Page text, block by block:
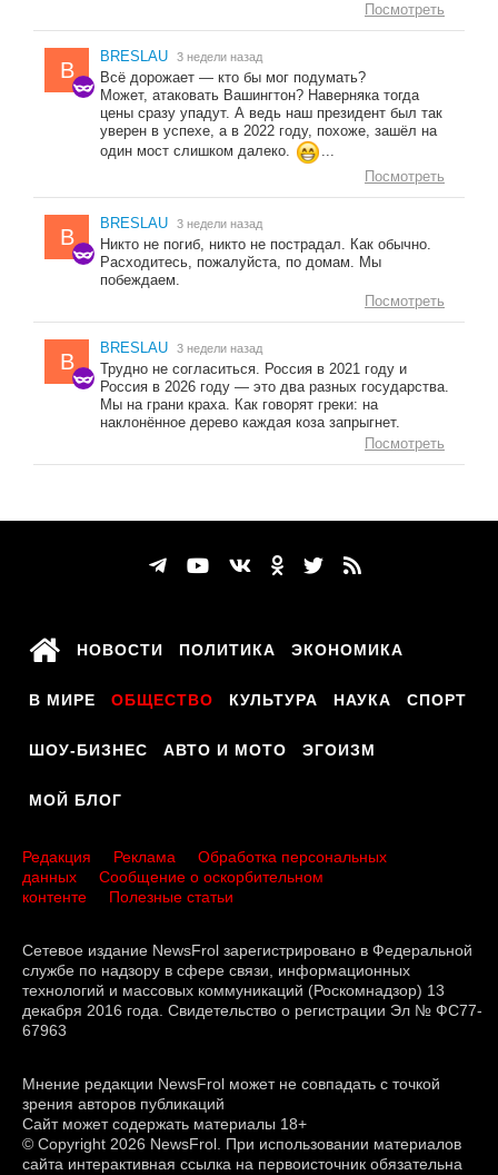
Посмотреть
B
BRESLAU 3 недели назад
Всё дорожает — кто бы мог подумать?
Может, атаковать Вашингтон? Наверняка тогда
цены сразу упадут. А ведь наш президент был так
уверен в успехе, а в 2022 году, похоже, зашёл на
один мост слишком далеко.
...
Посмотреть
B
BRESLAU 3 недели назад
Никто не погиб, никто не пострадал. Как обычно.
Расходитесь, пожалуйста, по домам. Мы
побеждаем.
Посмотреть
B
BRESLAU 3 недели назад
Трудно не согласиться. Россия в 2021 году и
Россия в 2026 году — это два разных государства.
Мы на грани краха. Как говорят греки: на
наклонённое дерево каждая коза запрыгнет.
Посмотреть
НОВОСТИ ПОЛИТИКА ЭКОНОМИКА
В МИРЕ ОБЩЕСТВО КУЛЬТУРА НАУКА СПОРТ
ШОУ-БИЗНЕС АВТО И МОТО ЭГОИЗМ
МОЙ БЛОГ
Редакция Реклама
Обработка персональных
данных
Сообщение о оскорбительном
контенте
Полезные статьи
Сетевое издание NewsFrol зарегистрировано в Федеральной
службе по надзору в сфере связи, информационных
технологий и массовых коммуникаций (Роскомнадзор) 13
декабря 2016 года. Свидетельство о регистрации Эл № ФС77-
67963
Мнение редакции NewsFrol может не совпадать с точкой
зрения авторов публикаций
Сайт может содержать материалы 18+
© Copyright 2026 NewsFrol. При использовании материалов
сайта интерактивная ссылка на первоисточник обязательна